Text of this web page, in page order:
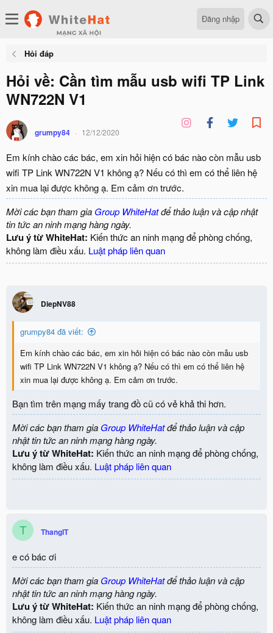
Đăng nhập
Hỏi đáp
Hỏi về: Cần tìm mẫu usb wifi TP Link
WN722N V1
grumpy84 12/12/2020
Em kính chào các bác, em xin hỏi hiện có bác nào còn mẫu usb
wifi TP Link WN722N V1 không ạ? Nếu có thì em có thể liên hệ
xin mua lại được không ạ. Em cảm ơn trước.
Mời các bạn tham gia Group WhiteHatđể thảo luận và cập nhật
tin tức an ninh mạng hàng ngày.
Lưu ý từ WhiteHat: Kiến thức an ninh mạng để phòng chống,
không làm điều xấu. Luật pháp liên quan
DiepNV88
grumpy84 đã viết:
Em kính chào các bác, em xin hỏi hiện có bác nào còn mẫu usb
wifi TP Link WN722N V1 không ạ? Nếu có thì em có thể liên hệ
xin mua lại được không ạ. Em cảm ơn trước.
Bạn tìm trên mạng mấy trang đồ cũ có vẻ khả thi hơn.
Mời các bạn tham gia Group WhiteHatđể thảo luận và cập
nhật tin tức an ninh mạng hàng ngày.
Lưu ý từ WhiteHat: Kiến thức an ninh mạng để phòng chống,
không làm điều xấu. Luật pháp liên quan
T ThangIT
e có bác ơi
Mời các bạn tham gia Group WhiteHatđể thảo luận và cập
nhật tin tức an ninh mạng hàng ngày.
Lưu ý từ WhiteHat: Kiến thức an ninh mạng để phòng chống,
không làm điều xấu. Luật pháp liên quan